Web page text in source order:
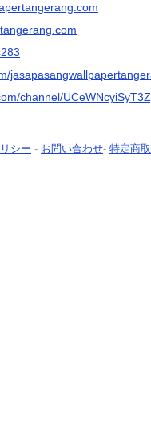
channel/
シー - お問い合わせ- 特定商